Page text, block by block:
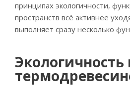
принципах экологичности,
пространств всё активнее
выполняет сразу несколько